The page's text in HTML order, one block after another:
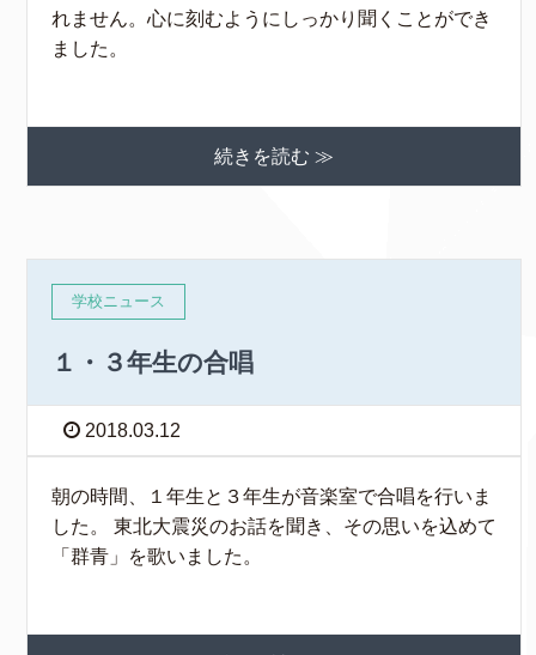
れません。心に刻むようにしっかり聞くことができ
ました。
続きを読む ≫
学校ニュース
１・３年生の合唱
2018.03.12
朝の時間、１年生と３年生が音楽室で合唱を行いま
した。 東北大震災のお話を聞き、その思いを込めて
「群青」を歌いました。